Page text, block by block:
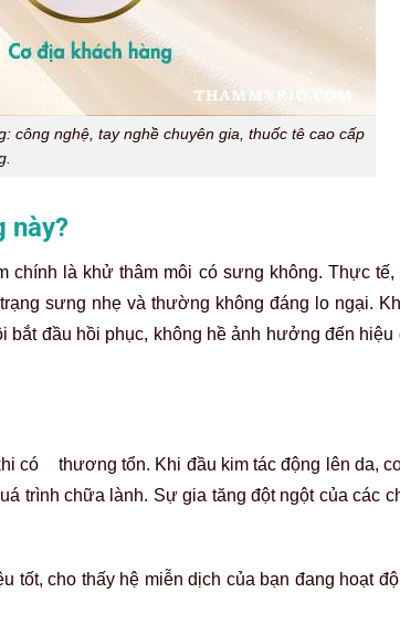
công nghệ, tay nghề chuyên gia, thuốc tê cao cấp
này?
chính là khử thâm môi có sưng không. Thực tế,
sưng nhẹ và thường không đáng lo ngại.
đầu hồi phục, không hề ảnh hưởng đến hiệu
có thương tổn. Khi đầu kim tác động lên da,
trình chữa lành. Sự gia tăng đột ngột của các
tốt, cho thấy hệ miễn dịch của bạn đang hoạt